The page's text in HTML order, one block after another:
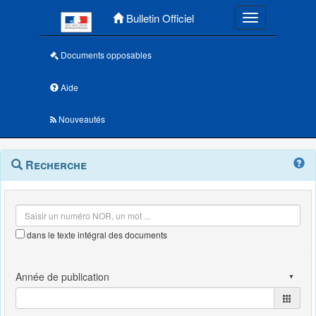
Bulletin Officiel Toggle
Documents opposables
Aide
Nouveautés
Navigation
outils
Menu
contextuel
Recherche
dans le texte intégral des documents